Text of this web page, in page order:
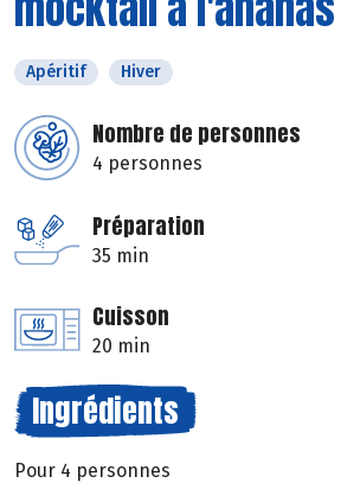
Apéritif Hiver
Nombre de personnes
4 personnes
Préparation
35 min
Cuisson
20 min
Ingrédients
Pour 4 personnes